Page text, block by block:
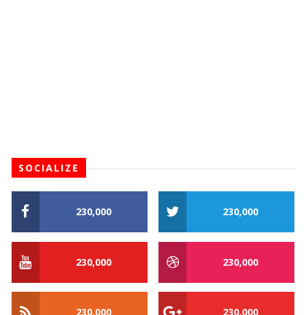
SOCIALIZE
230,000 230,000
230,000 230,000
230,000 230,000